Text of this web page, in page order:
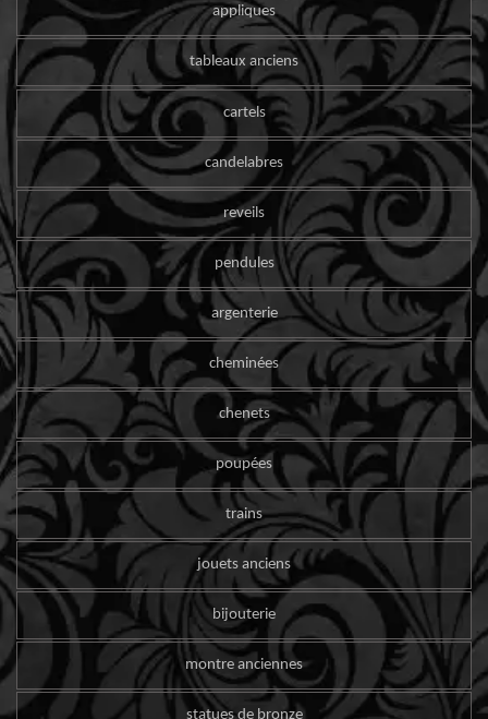
appliques
tableaux anciens
cartels
candelabres
reveils
pendules
argenterie
cheminées
chenets
poupées
trains
jouets anciens
bijouterie
montre anciennes
statues de bronze